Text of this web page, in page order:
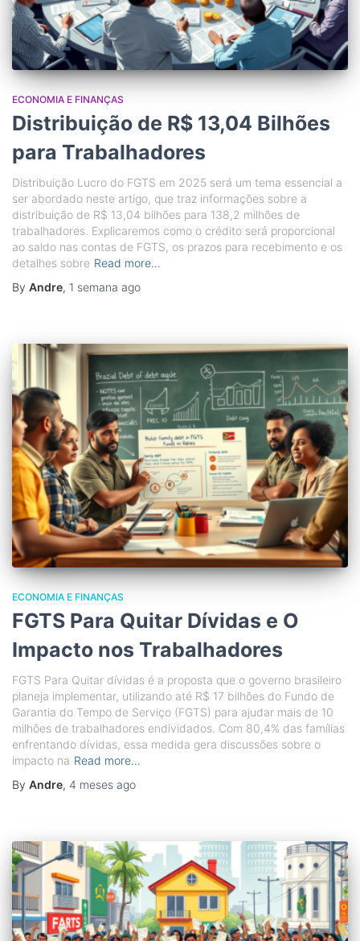
ECONOMIA E FINANÇAS
Distribuição de R$ 13,04 Bilhões
para Trabalhadores
Distribuição Lucro do FGTS em 2025 será um tema essencial a
ser abordado neste artigo, que traz informações sobre a
distribuição de R$ 13,04 bilhões para 138,2 milhões de
trabalhadores. Explicaremos como o crédito será proporcional
ao saldo nas contas de FGTS, os prazos para recebimento e os
detalhes sobre Read more…
By Andre, 1 semana ago
ECONOMIA E FINANÇAS
FGTS Para Quitar Dívidas e O
Impacto nos Trabalhadores
FGTS Para Quitar dívidas é a proposta que o governo brasileiro
planeja implementar, utilizando até R$ 17 bilhões do Fundo de
Garantia do Tempo de Serviço (FGTS) para ajudar mais de 10
milhões de trabalhadores endividados. Com 80,4% das famílias
enfrentando dívidas, essa medida gera discussões sobre o
impacto na Read more…
By Andre, 4 meses ago